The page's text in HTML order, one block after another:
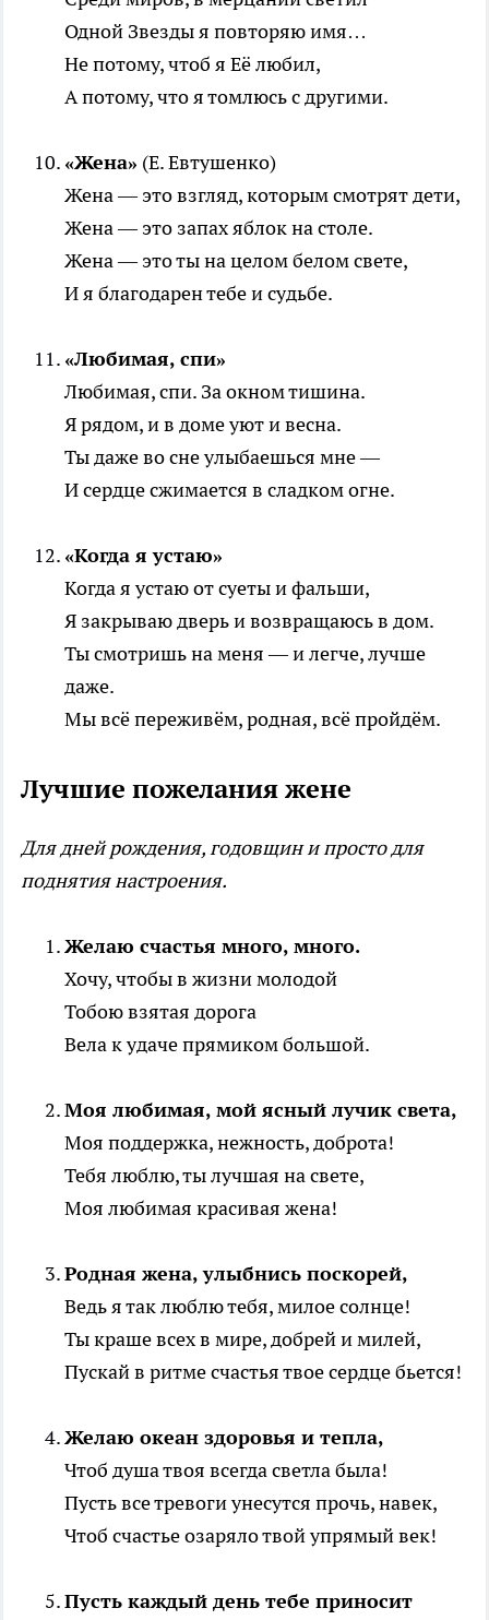
Одной Звезды я повторяю имя…
Не потому, чтоб я Её любил,
А потому, что я томлюсь с другими.
«Жена» (Е. Евтушенко)
Жена — это взгляд, которым смотрят дети,
Жена — это запах яблок на столе.
Жена — это ты на целом белом свете,
И я благодарен тебе и судьбе.
«Любимая, спи»
Любимая, спи. За окном тишина.
Я рядом, и в доме уют и весна.
Ты даже во сне улыбаешься мне —
И сердце сжимается в сладком огне.
«Когда я устаю»
Когда я устаю от суеты и фальши,
Я закрываю дверь и возвращаюсь в дом.
Ты смотришь на меня — и легче, лучше
даже.
Мы всё переживём, родная, всё пройдём.
Лучшие пожелания жене
Для дней рождения, годовщин и просто для
поднятия настроения.
Желаю счастья много, много.
Хочу, чтобы в жизни молодой
Тобою взятая дорога
Вела к удаче прямиком большой.
Моя любимая, мой ясный лучик света,
Моя поддержка, нежность, доброта!
Тебя люблю, ты лучшая на свете,
Моя любимая красивая жена!
Родная жена, улыбнись поскорей,
Ведь я так люблю тебя, милое солнце!
Ты краше всех в мире, добрей и милей,
Пускай в ритме счастья твое сердце бьется!
Желаю океан здоровья и тепла,
Чтоб душа твоя всегда светла была!
Пусть все тревоги унесутся прочь, навек,
Чтоб счастье озаряло твой упрямый век!
Пусть каждый день тебе приносит